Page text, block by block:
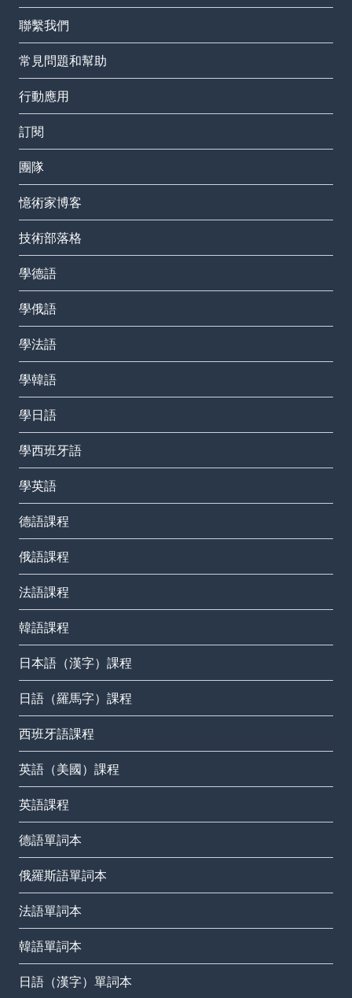
聯繫我們
常見問題和幫助
行動應用
訂閱
團隊
憶術家博客
技術部落格
學德語
學俄語
學法語
學韓語
學日語
學西班牙語
學英語
德語課程
俄語課程
法語課程
韓語課程
日本語（漢字）課程
日語（羅馬字）課程
西班牙語課程
英語（美國）課程
英語課程
德語單詞本
俄羅斯語單詞本
法語單詞本
韓語單詞本
日語（漢字）單詞本